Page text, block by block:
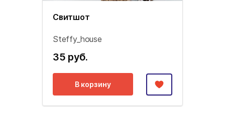
Свитшот
Steffy_house
35 руб.
В корзину